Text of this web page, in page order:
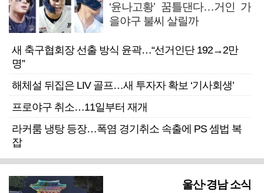
‘윤나고황’ 꿈틀댄다…거인 가
을야구 불씨 살릴까
새 축구협회장 선출 방식 윤곽…“선거인단 192→2만
명”
해체설 뒤집은 LIV 골프…새 투자자 확보 ‘기사회생’
프로야구 취소…11일부터 재개
라커룸 냉탕 등장…폭염 경기취소 속출에 PS 셈법 복
잡
울산·경남 소식